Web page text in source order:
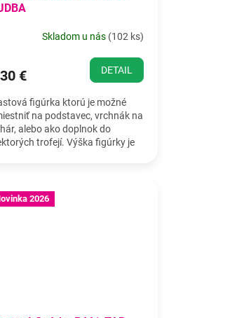
Skladom u nás (102 ks)
€ DETAIL
figúrka ktorú je možné
na podstavec, vrchnák na
alebo ako doplnok do
trofejí. Výška figúrky je
2026